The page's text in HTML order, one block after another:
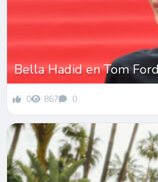
Bella Hadid en Tom
0 867 0